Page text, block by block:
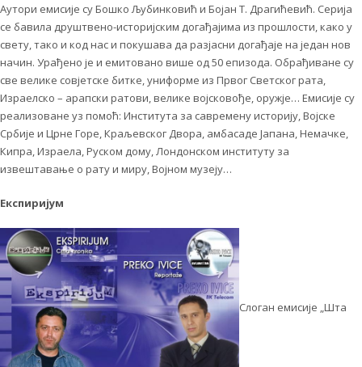
Аутори емисије су Бошко Љубинковић и Бојан Т. Драгићевић. Серија
се бавила друштвено-историјским догађајима из прошлости, како у
свету, тако и код нас и покушава да разјасни догађаје на један нов
начин. Урађено је и емитовано више од 50 епизода. Обрађиване су
све велике совјетске битке, униформе из Првог Светског рата,
Израелско – арапски ратови, велике војсковође, оружје… Емисије су
реализоване уз помоћ: Института за савремену историју, Војске
Србије и Црне Горе, Краљевског Двора, амбасаде Јапана, Немачке,
Кипра, Израела, Руском дому, Лондонском институту за
извештавање о рату и миру, Војном музеју…
Експиријум
Слоган емисије „Шта